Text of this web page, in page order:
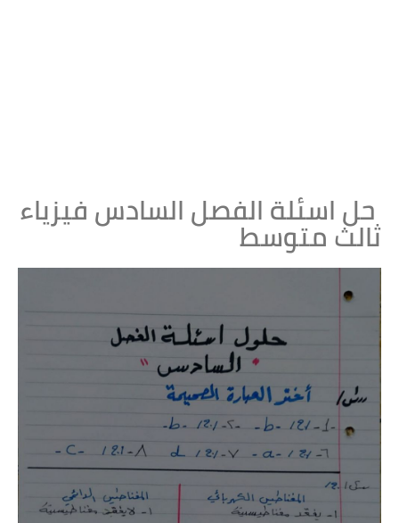
حل اسئلة الفصل السادس فيزياء
ثالث متوسط